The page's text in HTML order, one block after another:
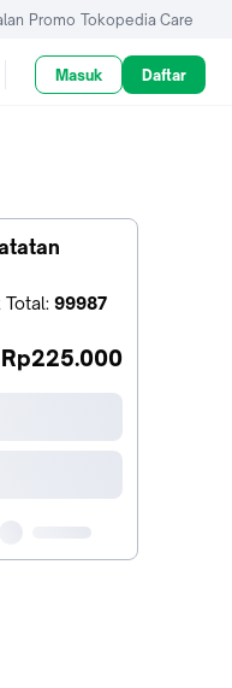
Promo Tokopedia Care
Masuk Daftar
Total: 99987
Rp225.000